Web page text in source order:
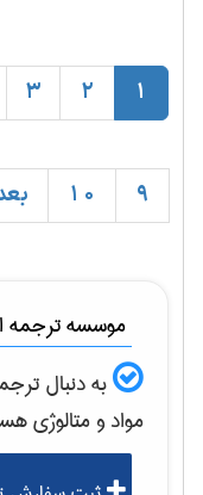
1
2
3
9
10
موسسه ترجمه
به دنبال
مواد و متالوژی